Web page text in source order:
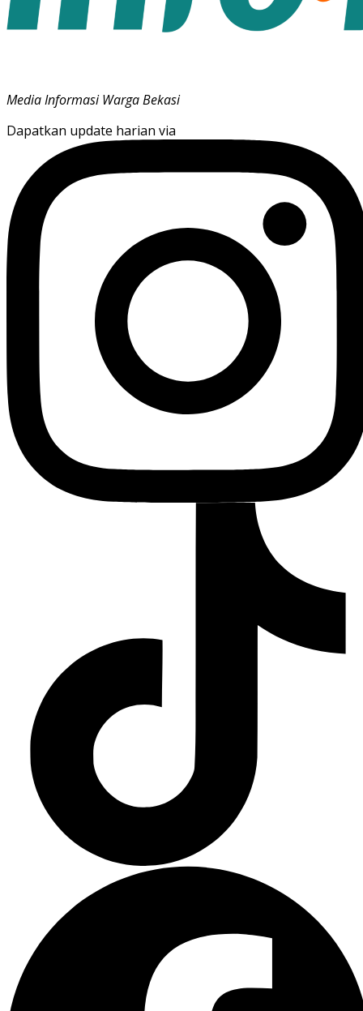
Media Informasi Warga Bekasi
Dapatkan update harian via